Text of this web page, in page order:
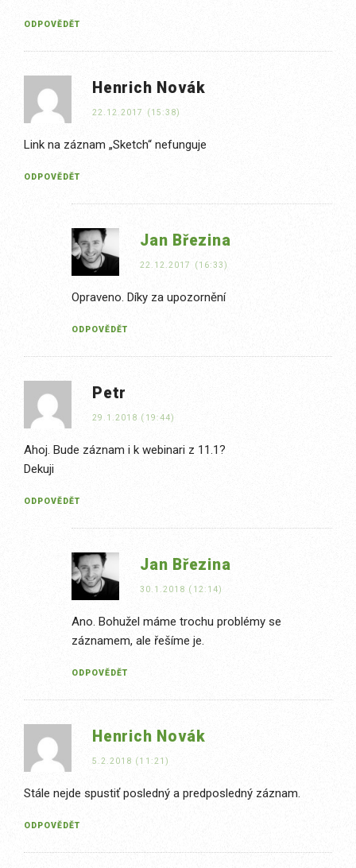
ODPOVĚDĚT
Henrich Novák
22.12.2017 (15:38)
Link na záznam „Sketch“ nefunguje
ODPOVĚDĚT
Jan Březina
22.12.2017 (16:33)
Opraveno. Díky za upozornění
ODPOVĚDĚT
Petr
29.1.2018 (19:44)
Ahoj. Bude záznam i k webinari z 11.1?
Dekuji
ODPOVĚDĚT
Jan Březina
30.1.2018 (12:14)
Ano. Bohužel máme trochu problémy se
záznamem, ale řešíme je.
ODPOVĚDĚT
Henrich Novák
5.2.2018 (11:21)
Stále nejde spustiť posledný a predposledný záznam.
ODPOVĚDĚT